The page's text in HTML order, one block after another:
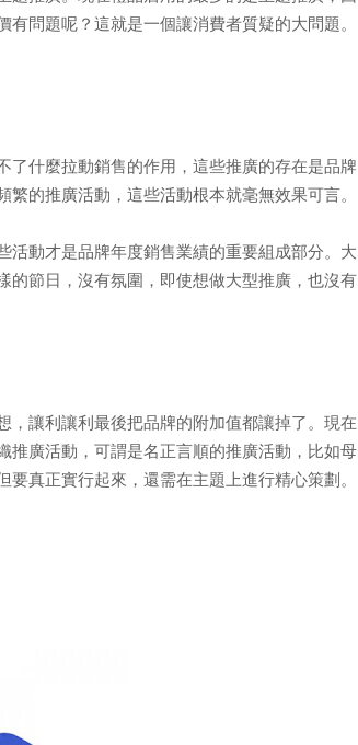
問題呢？這就是一個讓消費者質疑的大問題。
什麼拉動銷售的作用，這些推廣的存在是品牌
的推廣活動，這些活動根本就毫無效果可言。
動才是品牌年度銷售業績的重要組成部分。大
的節日，沒有氛圍，即使想做大型推廣，也沒有
讓利讓利最後把品牌的附加值都讓掉了。現在
推廣活動，可謂是名正言順的推廣活動，比如母
真正實行起來，還需在主題上進行精心策劃。